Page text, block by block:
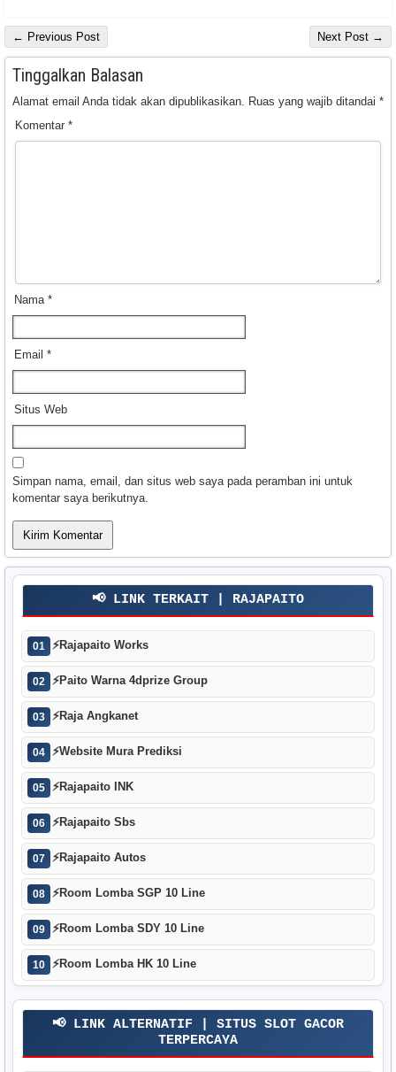
← Previous Post Next Post →
Tinggalkan Balasan
Alamat email Anda tidak akan dipublikasikan. Ruas yang wajib ditandai *
Komentar *
Nama *
Email *
Situs Web
Simpan nama, email, dan situs web saya pada peramban ini untuk
komentar saya berikutnya.
📢 LINK TERKAIT | RAJAPAITO
01 ⚡Rajapaito Works
02 ⚡Paito Warna 4dprize Group
03 ⚡Raja Angkanet
04 ⚡Website Mura Prediksi
05 ⚡Rajapaito INK
06 ⚡Rajapaito Sbs
07 ⚡Rajapaito Autos
08 ⚡Room Lomba SGP 10 Line
09 ⚡Room Lomba SDY 10 Line
10 ⚡Room Lomba HK 10 Line
📢 LINK ALTERNATIF | SITUS SLOT GACOR
TERPERCAYA